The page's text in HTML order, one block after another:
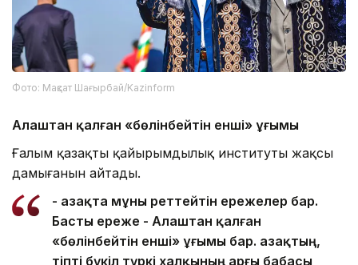
Фото: Мақсат Шағырбай/Kazinform
Алаштан қалған «бөлінбейтін енші» ұғымы
Ғалым қазақтың қайырымдылық институты жақсы
дамығанын айтады.
- Қазақта мұны реттейтін ережелер бар.
Басты ереже - Алаштан қалған
«бөлінбейтін енші» ұғымы бар. Қазақтың,
тіпті бүкіл түркі халқының арғы бабасы